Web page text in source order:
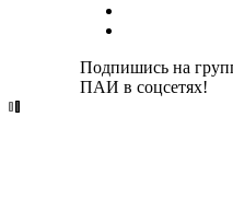
Подпишись на
ПАИ в соцсетях!